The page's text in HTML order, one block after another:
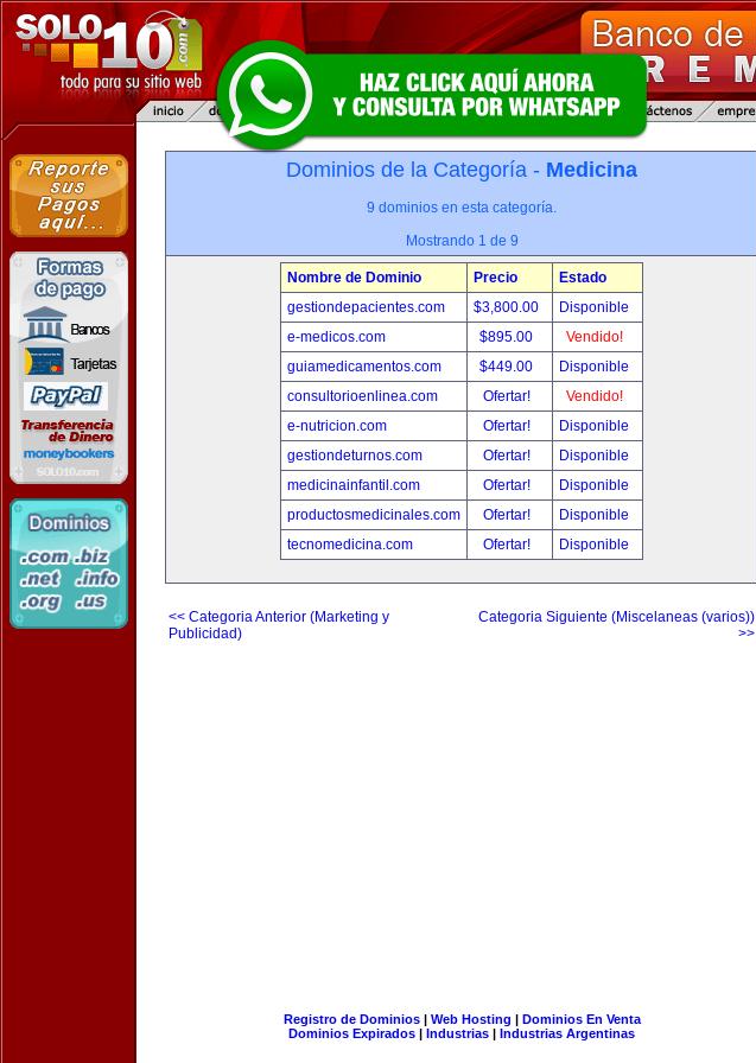
Dominios de la Categoría - Medicina
9 dominios en esta categoría.
Mostrando 1 de 9
Nombre de Dominio Precio
Estado
gestiondepacientes.com
$3,800.00
Disponible
e-medicos.com
$895.00
Vendido!
guiamedicamentos.com
$449.00
Disponible
consultorioenlinea.com
Ofertar!
Vendido!
e-nutricion.com
Ofertar!
Disponible
gestiondeturnos.com
Ofertar!
Disponible
medicinainfantil.com
Ofertar!
Disponible
productosmedicinales.com
Ofertar!
Disponible
tecnomedicina.com
Ofertar! Disponible
<< Categoria Anterior (Marketing y
Publicidad)
Categoria Siguiente (Miscelaneas (varios))
>>
Registro de Dominios| Web Hosting | Dominios En Venta
Dominios Expirados | Industrias | Industrias Argentinas